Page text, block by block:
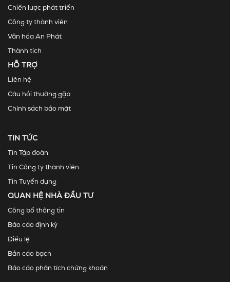
Chiến lược phát triển
Công ty thành viên
Văn hóa An Phát
Thành tích
HỖ TRỢ
Liên hệ
Câu hỏi thường gặp
Chính sách bảo mật
TIN TỨC
Tin Tập đoàn
Tin Công ty thành viên
Tin Tuyển dụng
QUAN HỆ NHÀ ĐẦU TƯ
Công bố thông tin
Báo cáo định kỳ
Điều lệ
Bản cáo bạch
Báo cáo phân tích chứng khoán